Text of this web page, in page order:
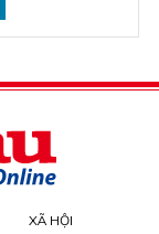
XÃ HỘI